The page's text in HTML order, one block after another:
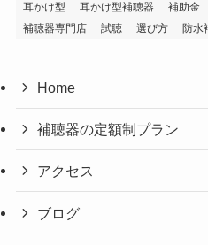
耳かけ型
耳かけ型補聴器 補助金
補聴器専門店
試聴 選び方 防水
Home
補聴器の定額制プラン
アクセス
ブログ